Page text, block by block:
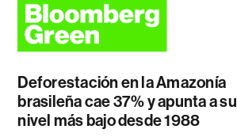
Deforestación en la Amazonía
brasileña cae 37% y apunta a su
nivel más bajo desde 1988